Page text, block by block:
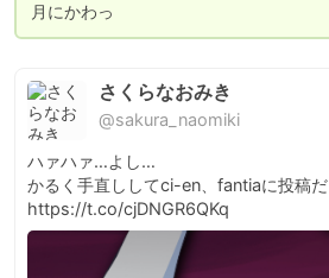
月にかわっ
さくらなおみき
@sakura_naomiki
ハァハァ…よし…
かるく手直ししてci-en、fantiaに投稿だ
https://t.co/cjDNGR6QKq